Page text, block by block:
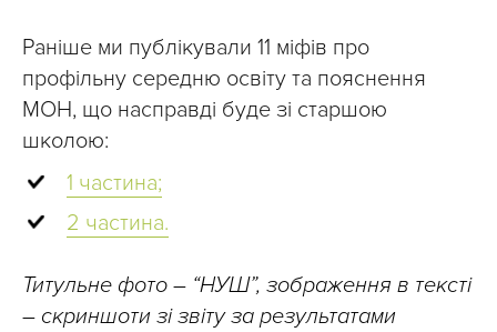
Раніше ми публікували 11 міфів про
профільну середню освіту та пояснення
МОН, що насправді буде зі старшою
школою:
1 частина;
2 частина.
Титульне фото – “НУШ”, зображення в тексті
– скриншоти зі звіту за результатами